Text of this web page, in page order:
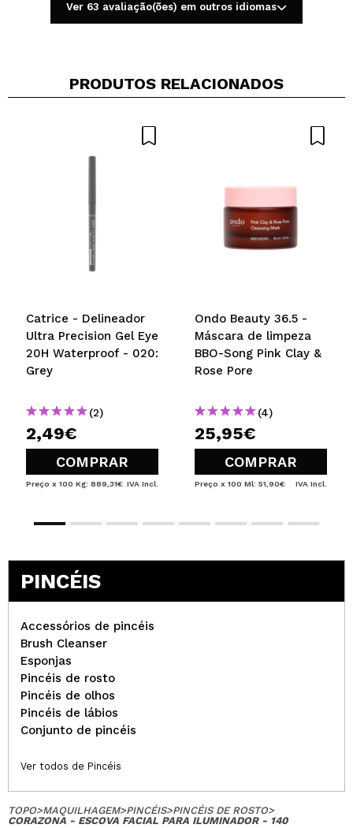
Compartilhar um vídeo ou uma foto
Recomenda esta compra?
Ver 63 avaliação(ões) em outros idiomas
PRODUTOS RELACIONADOS
Catrice - Delineador
Ultra Precision Gel Eye
20H Waterproof - 020:
Grey
(2)
2,49€
COMPRAR
Preço x 100 Kg: 889,31€ IVA Incl.
Ondo Beauty 36.5 -
Máscara de limpeza
BBO-Song Pink Clay &
Rose Pore
(4)
25,95€
COMPRAR
Preço x 100 Ml: 51,90€ IVA Incl.
PINCÉIS
Accessórios de pincéis
Brush Cleanser
Esponjas
Pincéis de rosto
Pincéis de olhos
Pincéis de lábios
Conjunto de pincéis
Ver todos de Pincéis
TOPO>MAQUILHAGEM>PINCÉIS>PINCÉIS DE ROSTO>
CORAZONA - ESCOVA FACIAL PARA ILUMINADOR - 140